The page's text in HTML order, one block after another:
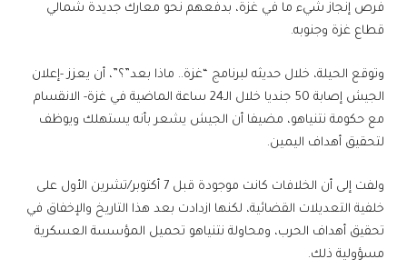
فرص إنجاز شيء ما في غزة، بدفعهم نحو معارك جديدة شمالي
قطاع غزة وجنوبه.
وتوقع الحيلة، خلال حديثه لبرنامج “غزة.. ماذا بعد”؟”، أن يعزز -إعلان
الجيش إصابة 50 جنديا خلال الـ24 ساعة الماضية في غزة- الانقسام
مع حكومة نتنياهو، مضيفا أن الجيش يشعر بأنه يستهلك ويوظف
لتحقيق أهداف اليمين.
ولفت إلى أن الخلافات كانت موجودة قبل 7 أكتوبر/تشرين الأول على
خلفية التعديلات القضائية، لكنها ازدادت بعد هذا التاريخ والإخفاق في
تحقيق أهداف الحرب، ومحاولة نتنياهو تحميل المؤسسة العسكرية
مسؤولية ذلك.